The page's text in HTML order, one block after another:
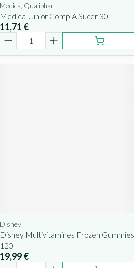
Medica, Qualiphar
Medica Junior Comp A Sucer 30
11,71 €
Quantité
Disney
Disney Multivitamines Frozen Gummies
120
19,99 €
Quantité